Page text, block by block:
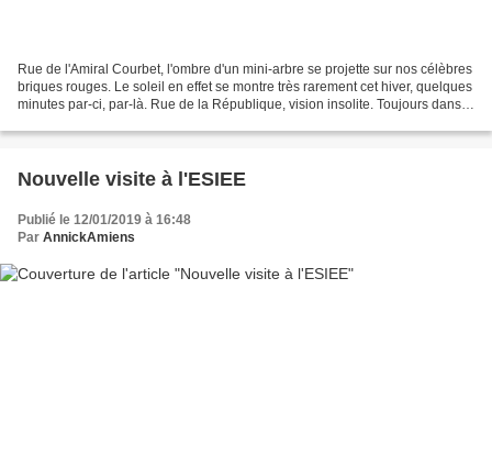
Rue de l'Amiral Courbet, l'ombre d'un mini-arbre se projette sur nos célèbres
briques rouges. Le soleil en effet se montre très rarement cet hiver, quelques
minutes par-ci, par-là. Rue de la République, vision insolite. Toujours dans
Nouvelle visite à l'ESIEE
Publié le 12/01/2019 à 16:48
Par AnnickAmiens